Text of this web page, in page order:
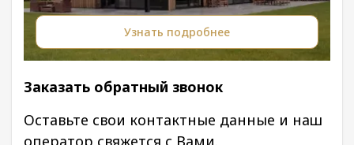
Узнать подробнее
Заказать обратный звонок
Оставьте свои контактные данные и наш